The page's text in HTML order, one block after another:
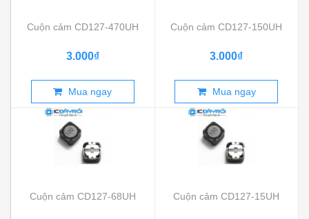
Cuộn cảm CD127-470UH
3.000₫
Mua ngay
Cuộn cảm CD127-150UH
3.000₫
Mua ngay
Cuộn cảm CD127-68UH Cuộn cảm CD127-15UH